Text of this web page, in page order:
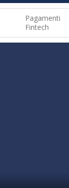
Pagamenti
Fintech